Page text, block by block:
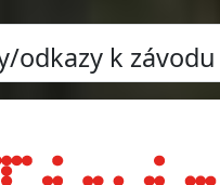
odkazy k závodu